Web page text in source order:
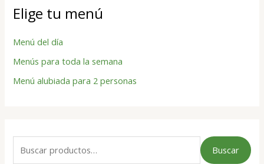
Elige tu menú
Menú del día
Menús para toda la semana
Menú alubiada para 2 personas
Buscar